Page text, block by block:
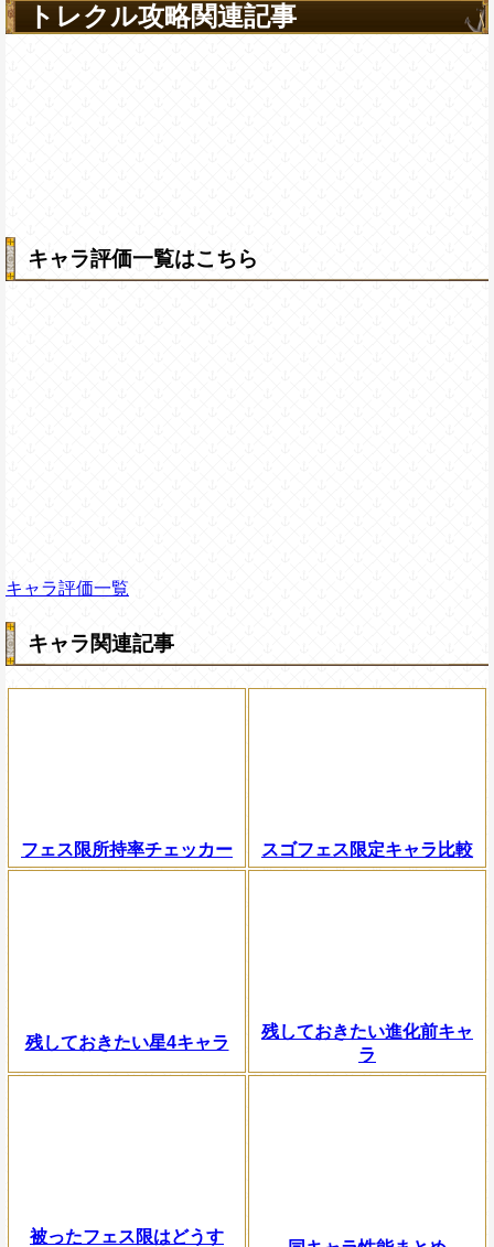
トレクル攻略関連記事
キャラ評価一覧はこちら
キャラ評価一覧
キャラ関連記事
フェス限所持率チェッカー スゴフェス限定キャラ比較
残しておきたい星4キャラ
残しておきたい進化前キャ
ラ
被ったフェス限はどうす